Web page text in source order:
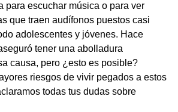
para escuchar música o para ver
que traen audífonos puestos casi
adolescentes y jóvenes. Hace
tener una abolladura
causa, pero ¿esto es posible?
riesgos de vivir pegados a estos
todas tus dudas sobre